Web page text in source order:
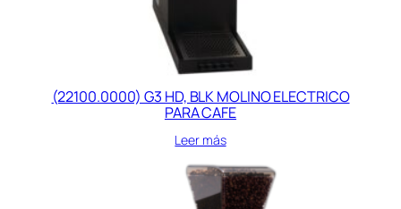
(22100.0000) G3 HD, BLK MOLINO ELECTRICO
PARA CAFE
Leer más